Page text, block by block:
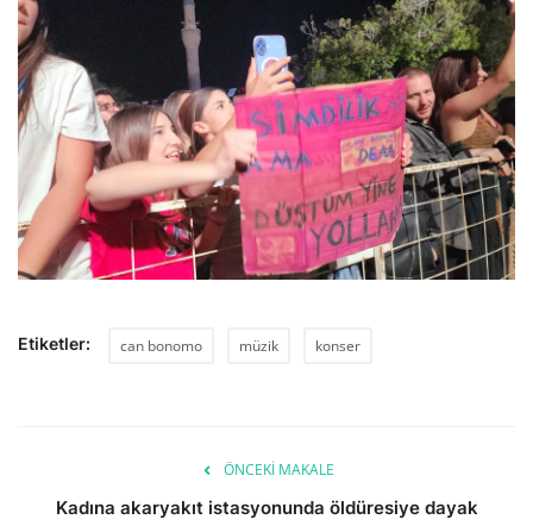
Etiketler: can bonomo müzik konser
ÖNCEKI MAKALE
Kadına akaryakıt istasyonunda öldüresiye dayak